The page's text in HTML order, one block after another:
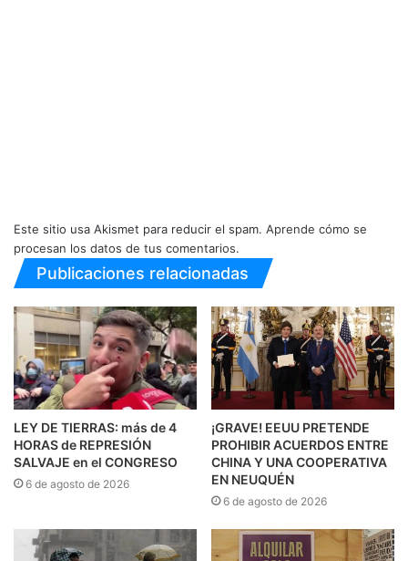
Este sitio usa Akismet para reducir el spam. Aprende cómo se
procesan los datos de tus comentarios.
Publicaciones relacionadas
LEY DE TIERRAS: más de 4
HORAS de REPRESIÓN
SALVAJE en el CONGRESO
6 de agosto de 2026
¡GRAVE! EEUU PRETENDE
PROHIBIR ACUERDOS ENTRE
CHINA Y UNA COOPERATIVA
EN NEUQUÉN
6 de agosto de 2026